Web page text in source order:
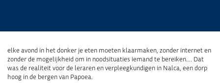
elke avond in het donker je eten moeten klaarmaken, zonder internet en
zonder de mogelijkheid om in noodsituaties iemand te bereiken…. Dat
was de realiteit voor de leraren en verpleegkundigen in Nalca, een dorp
hoog in de bergen van Papoea.